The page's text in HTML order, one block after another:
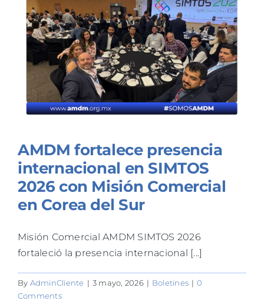
TALLERES
BLOG
AMDM fortalece presencia
internacional en SIMTOS
2026 con Misión Comercial
en Corea del Sur
Misión Comercial AMDM SIMTOS 2026
fortaleció la presencia internacional [...]
By AdminCliente | 3 mayo, 2026 | Boletines | 0
Comments